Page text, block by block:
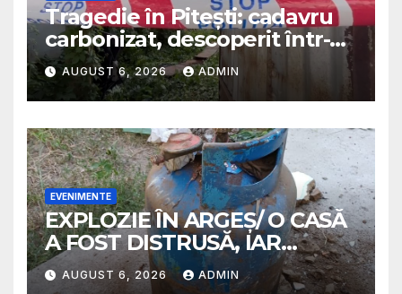
Tragedie în Pitești: cadavru
carbonizat, descoperit într-o
casă abandonată
AUGUST 6, 2026 ADMIN
EVENIMENTE
EXPLOZIE ÎN ARGEȘ/ O CASĂ
A FOST DISTRUSĂ, IAR
PROPRIETARA A SUFERIT
ARSURI GRAVE
AUGUST 6, 2026 ADMIN